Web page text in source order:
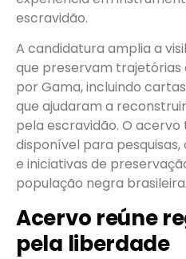
escravidão.
A candidatura amplia a
que preservam trajetórias
por Gama, incluindo
que ajudaram a
pela escravidão. O
disponível para
e iniciativas de
população negra brasileira.
Acervo reúne
pela liberdade